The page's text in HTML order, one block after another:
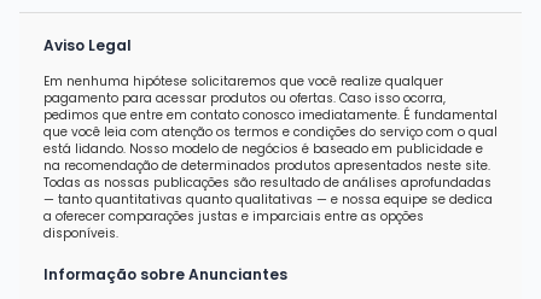
Aviso Legal
Em nenhuma hipótese solicitaremos que você realize qualquer
pagamento para acessar produtos ou ofertas. Caso isso ocorra,
pedimos que entre em contato conosco imediatamente. É fundamental
que você leia com atenção os termos e condições do serviço com o qual
está lidando. Nosso modelo de negócios é baseado em publicidade e
na recomendação de determinados produtos apresentados neste site.
Todas as nossas publicações são resultado de análises aprofundadas
— tanto quantitativas quanto qualitativas — e nossa equipe se dedica
a oferecer comparações justas e imparciais entre as opções
disponíveis.
Informação sobre Anunciantes